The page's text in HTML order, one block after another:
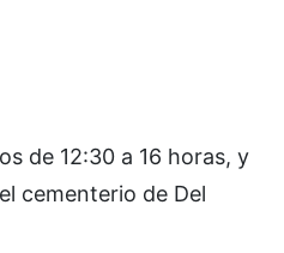
de 12:30 a 16 horas, y
cementerio de Del